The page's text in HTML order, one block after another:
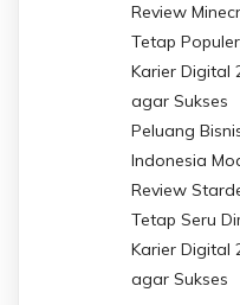
Review
Tetap Populer
Karier Digital
agar Sukses
Peluang
Indonesia
Review
Tetap Seru
Karier Digital
agar Sukses